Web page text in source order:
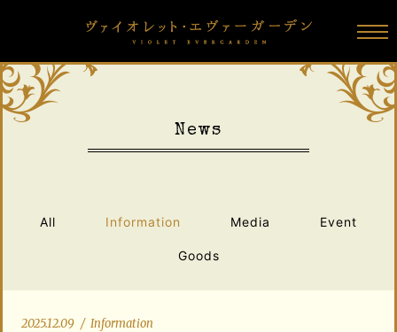
N ews
All Information Media Event
Goods
2025.12.09 / Information